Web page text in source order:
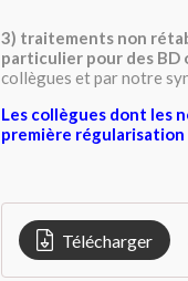
3) traitements non
particulier pour des BD
collègues et par notre
Les collègues dont les
première régularisation
Télécharger